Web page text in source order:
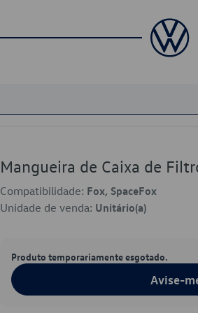
Mangueira de Caixa de
Compatibilidade: Fox, SpaceFox
Unidade de venda: Unitário(a)
Produto temporariamente esgotado.
Avise-